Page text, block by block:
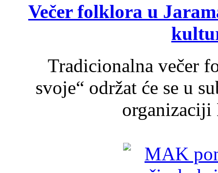
Večer folklora u
Tradicionalna večer
svoje“ održat će se u
organizaciji